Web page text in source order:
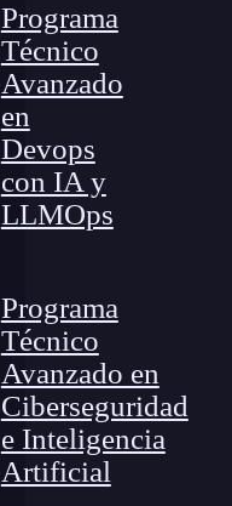
Programa
Técnico
Avanzado
en
Devops
con IA y
LLMOps
Programa
Técnico
Avanzado en
Ciberseguridad
e Inteligencia
Artificial